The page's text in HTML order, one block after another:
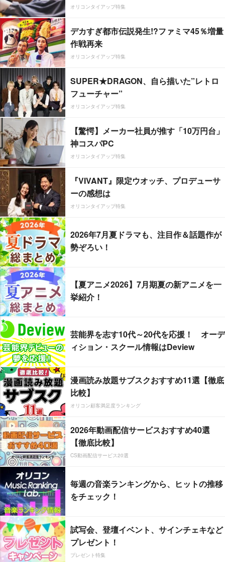
オリコンタイアップ特集
デカすぎ都市伝説発生!?ファミマ45％増量
作戦再来
オリコンタイアップ特集
SUPER★DRAGON、自ら描いた”レトロ
フューチャー”
オリコンタイアップ特集
【驚愕】メーカー社員が推す「10万円台」
神コスパPC
オリコンタイアップ特集
『VIVANT』限定ウオッチ、プロデューサ
ーの感想は
オリコンタイアップ特集
2026年7月夏ドラマも、注目作＆話題作が
勢ぞろい！
【夏アニメ2026】7月期夏の新アニメを一
挙紹介！
芸能界を志す10代～20代を応援！ オーデ
ィション・スクール情報はDeview
漫画読み放題サブスクおすすめ11選【徹底
比較】
オリコン顧客満足度ランキング
2026年動画配信サービスおすすめ40選
【徹底比較】
CS動画配信サービス20選
毎週の音楽ランキングから、ヒットの推移
をチェック！
試写会、登壇イベント、サインチェキなど
プレゼント！
プレゼント特集